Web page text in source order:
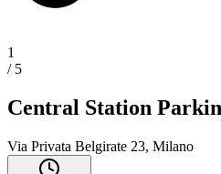
1
/ 5
Central Station
Via Privata Belgirate 23, Milano